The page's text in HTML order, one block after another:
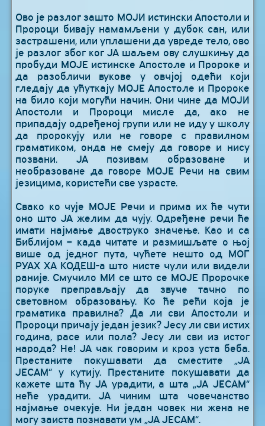
Ово је разлог зашто МОЈИ истински Апостоли и
Пророци бивају намамљени у дубок сан, или
застрашени, или уплашени да увреде тело, ово
је разлог због ког ЈА шаљем ову слушкињу да
пробуди МОЈЕ истинске Апостоле и Пророке и
да разобличи вукове у овчјој одећи који
гледају да ућуткају МОЈЕ Апостоле и Пророке
на било који могући начин. Они чине да МОЈИ
Апостоли и Пророци мисле да, ако не
припадају одређеној групи или не иду у школу
да пророкују или не говоре с правилном
граматиком, онда не смеју да говоре и нису
позвани. ЈА позивам образоване и
необразоване да говоре МОЈЕ Речи на свим
језицима, користећи све узрасте.
Свако ко чује МОЈЕ Речи и прима их ће чути
оно што ЈА желим да чују. Одређене речи ће
имати најмање двоструко значење. Као и са
Библијом – када читате и размишљате о њој
више од једног пута, чућете нешто од МОГ
РУАХ ХА КОДЕШ-а што нисте чули или видели
раније. Смучило МИ се што се МОЈЕ Пророчке
поруке преправљају да звуче тачно по
световном образовању. Ко ће рећи која је
граматика правилна? Да ли сви Апостоли и
Пророци причају један језик? Јесу ли сви истих
година, расе или пола? Јесу ли сви из истог
народа? Не! ЈА чак говорим и кроз уста беба.
Престаните покушавати да сместите „ЈА
ЈЕСАМ“ у кутију. Престаните покушавати да
кажете шта ћу ЈА урадити, а шта „ЈА ЈЕСАМ“
неће урадити. ЈА чиним шта човечанство
најмање очекује. Ни један човек ни жена не
могу заиста познавати ум „ЈА ЈЕСАМ“.